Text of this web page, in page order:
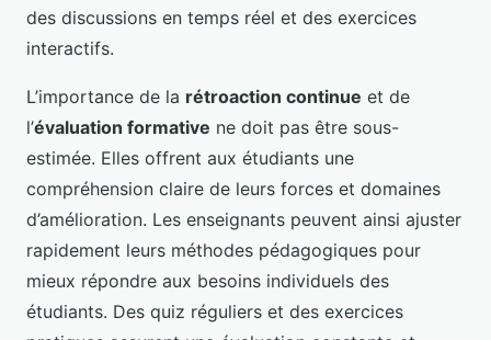
des discussions en temps réel et des exercices
interactifs.
L’importance de la rétroaction continue et de
l’évaluation formative ne doit pas être sous-
estimée. Elles offrent aux étudiants une
compréhension claire de leurs forces et domaines
d’amélioration. Les enseignants peuvent ainsi ajuster
rapidement leurs méthodes pédagogiques pour
mieux répondre aux besoins individuels des
étudiants. Des quiz réguliers et des exercices